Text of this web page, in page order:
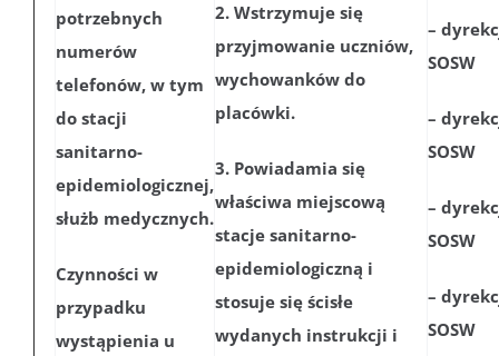
potrzebnych
numerów
telefonów, w tym
do stacji
sanitarno-
epidemiologicznej,
służb medycznych.
Czynności w
przypadku
wystąpienia u
2. Wstrzymuje się
przyjmowanie uczniów,
wychowanków do
placówki.
3. Powiadamia się
właściwa miejscową
stacje sanitarno-
epidemiologiczną i
stosuje się ścisłe
wydanych instrukcji i
–
SOSW
–
SOSW
–
SOSW
–
SOSW